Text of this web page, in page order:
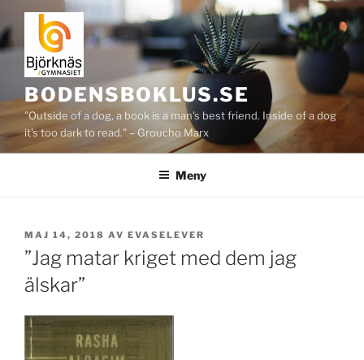
Hoppa
till
innehåll
BODENSBOKLUS.SE
"Outside of a dog, a book is a man's best friend. Inside of a dog
it's too dark to read." – Groucho Marx
Meny
PUBLICERAT
MAJ 14, 2018 AV EVASELEVER
”Jag matar kriget med dem jag
älskar”